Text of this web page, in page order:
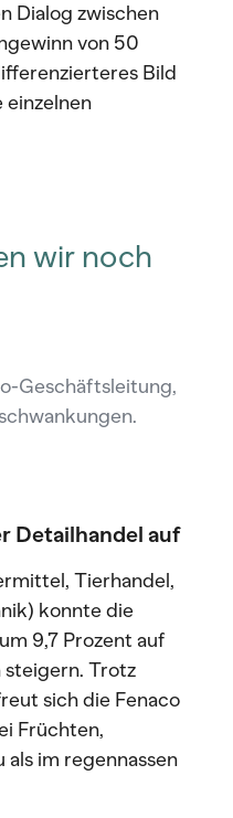
Dialog zwischen
von 50
Bild
einzelnen
wir noch
Geschäftsleitung,
Detailhandel auf
Tierhandel,
konnte die
9,7 Prozent auf
steigern. Trotz
sich die Fenaco
Früchten,
als im regennassen